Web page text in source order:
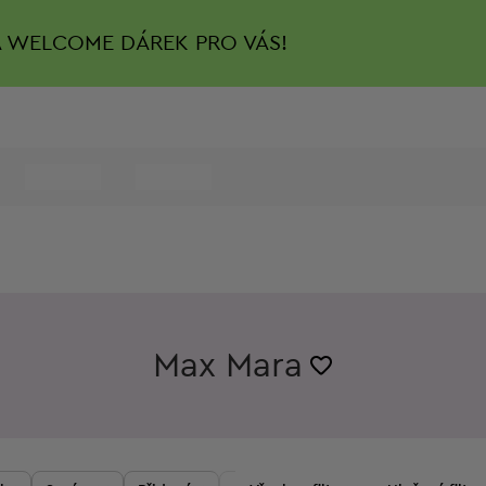
WELCOME DÁREK PRO VÁS!
Max Mara